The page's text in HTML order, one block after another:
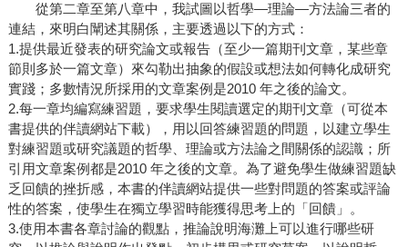
從第二章至第八章中，我試圖以哲學—理論—方法論三者的
連結，來明白闡述其關係，主要透過以下的方式：
1.提供最近發表的研究論文或報告（至少一篇期刊文章，某些章
節則多於一篇文章）來勾勒出抽象的假設或想法如何轉化成研究
實踐；多數情況所採用的文章案例是2010 年之後的論文。
2.每一章均編寫練習題，要求學生閱讀選定的期刊文章（可從本
書提供的伴讀網站下載），用以回答練習題的問題，以建立學生
對練習題或研究議題的哲學、理論或方法論之間關係的認識；所
引用文章案例都是2010 年之後的文章。為了避免學生做練習題缺
乏回饋的挫折感，本書的伴讀網站提供一些對問題的答案或評論
性的答案，使學生在獨立學習時能獲得思考上的「回饋」。
3.使用本書各章討論的觀點，推論說明海灘上可以進行哪些研